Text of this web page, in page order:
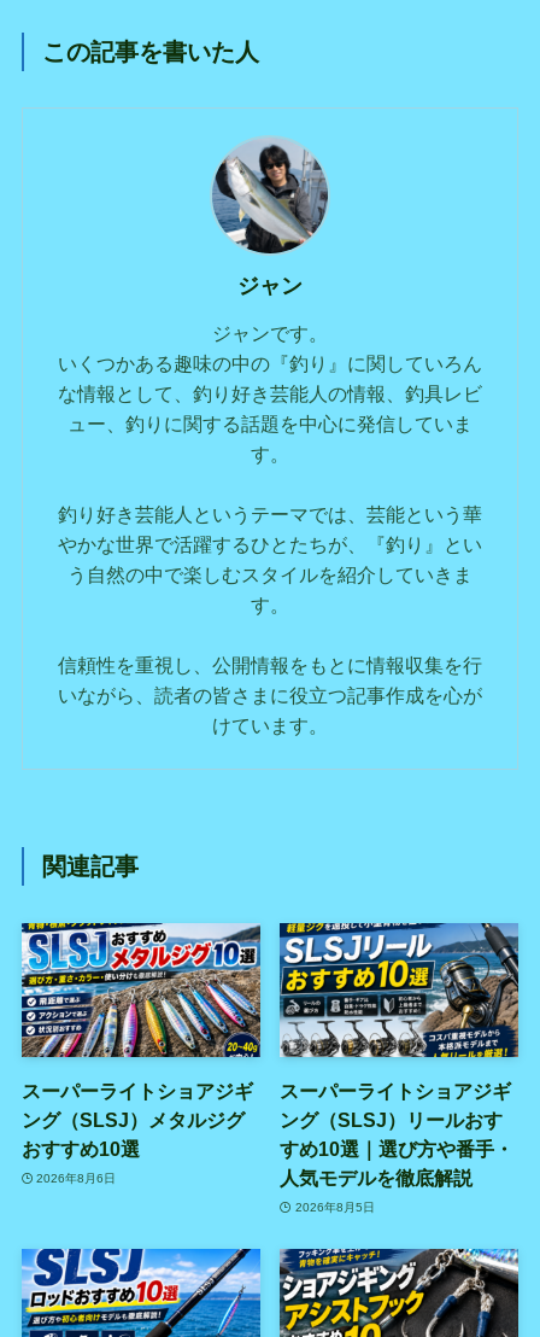
この記事を書いた人
ジャン
ジャンです。
いくつかある趣味の中の『釣り』に関していろん
な情報として、釣り好き芸能人の情報、釣具レビ
ュー、釣りに関する話題を中心に発信していま
す。
釣り好き芸能人というテーマでは、芸能という華
やかな世界で活躍するひとたちが、『釣り』とい
う自然の中で楽しむスタイルを紹介していきま
す。
信頼性を重視し、公開情報をもとに情報収集を行
いながら、読者の皆さまに役立つ記事作成を心が
けています。
関連記事
スーパーライトショアジギ
ング（SLSJ）メタルジグ
おすすめ10選
2026年8月6日
スーパーライトショアジギ
ング（SLSJ）リールおす
すめ10選｜選び方や番手・
人気モデルを徹底解説
2026年8月5日